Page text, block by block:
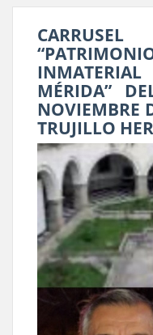
MÉRIDA”
NOVIEMBRE
TRUJILLO